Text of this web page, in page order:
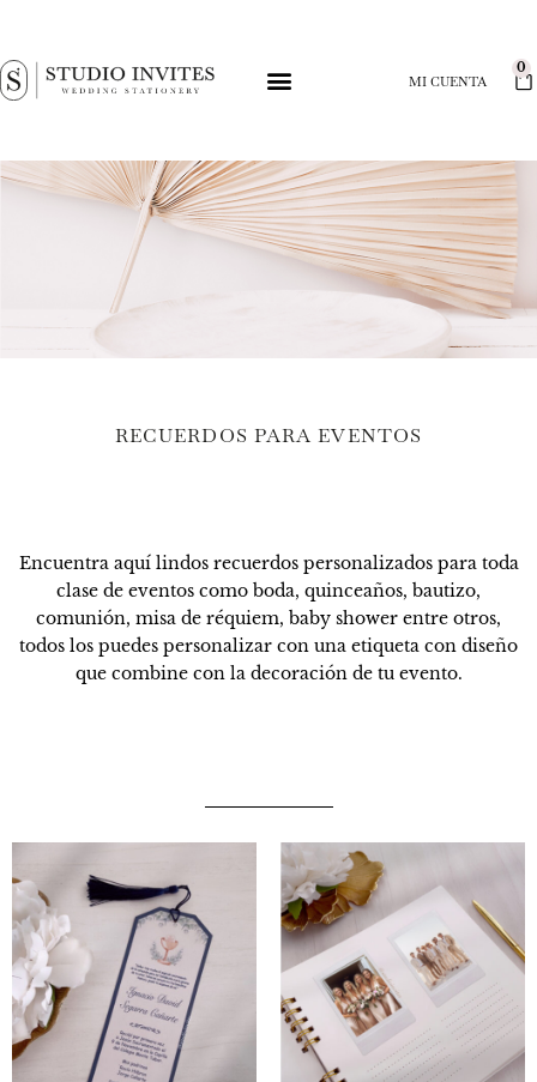
MI CUENTA
0
RECUERDOS PARA EVENTOS
Encuentra aquí lindos recuerdos personalizados para toda
clase de eventos como boda, quinceaños, bautizo,
comunión, misa de réquiem, baby shower entre otros,
todos los puedes personalizar con una etiqueta con diseño
que combine con la decoración de tu evento.